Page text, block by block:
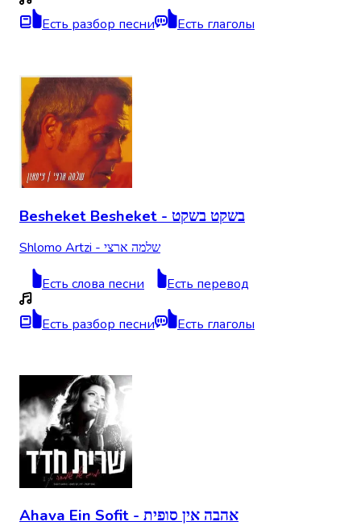
Есть разбор песни Есть глаголы
Besheket Besheket - בשקט בשקט
Shlomo Artzi - שלמה ארצי
Есть слова песни Есть перевод
Есть разбор песни Есть глаголы
Ahava Ein Sofit - אהבה אין סופית